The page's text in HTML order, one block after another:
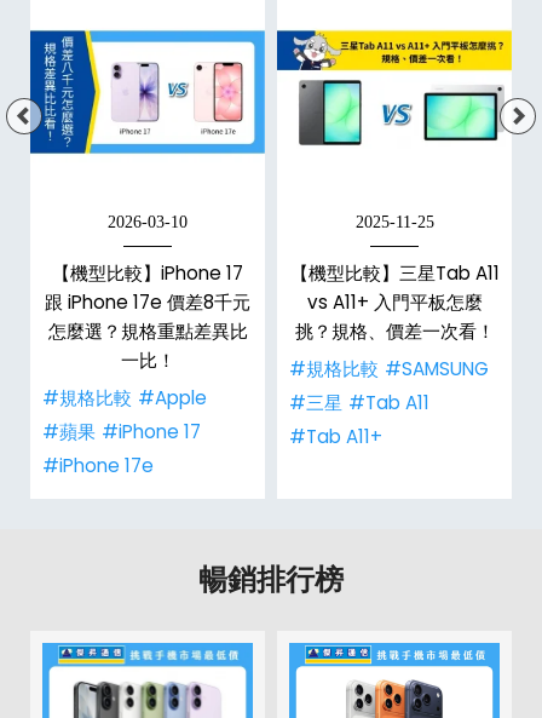
2026-03-10
【機型比較】iPhone 17
跟 iPhone 17e 價差8千元
怎麼選？規格重點差異比
一比！
#規格比較 #Apple
#蘋果 #iPhone 17
#iPhone 17e
2025-11-25
【機型比較】三星Tab A11
vs A11+ 入門平板怎麼
挑？規格、價差一次看！
#規格比較 #SAMSUNG
#三星 #Tab A11
#Tab A11+
暢銷排行榜